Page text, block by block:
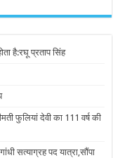
है:रघू प्रताप सिंह
फुलियां देवी का 111 वर्ष की
सत्याग्रह पद यात्रा,सौंपा